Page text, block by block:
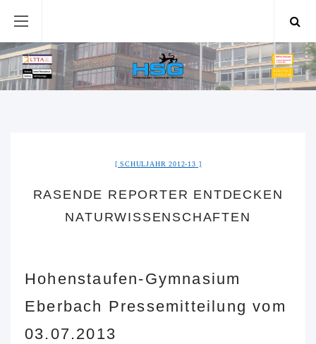
SCHULJAHR 2012-13
RASENDE REPORTER ENTDECKEN
NATURWISSENSCHAFTEN
Hohenstaufen-Gymnasium
Eberbach Pressemitteilung vom
03.07.2013